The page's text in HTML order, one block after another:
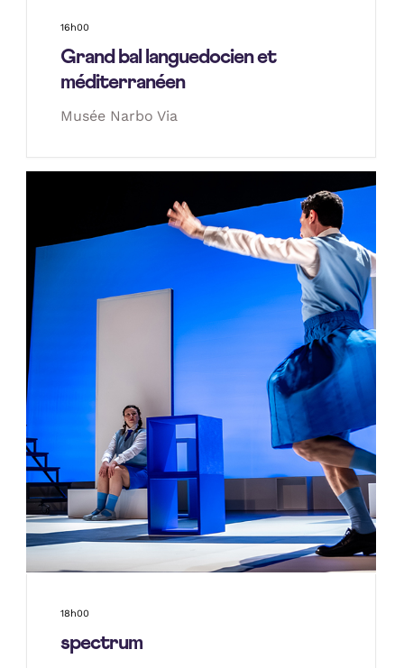
16h00
Grand bal languedocien et
méditerranéen
Musée Narbo Via
18h00
spectrum